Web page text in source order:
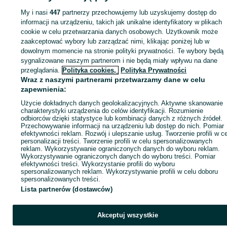
KATEGORIA
ID:934108991 Wyświetlenia:
Zadzwoń / SMS
My i nasi447 partnerzy przechowujemy lub uzyskujemy dostęp do
informacji na urządzeniu, takich jak unikalne identyfikatory w plikach
cookie w celu przetwarzania danych osobowych. Użytkownik może
zaakceptować wybory lub zarządzać nimi, klikając poniżej lub w
dowolnym momencie na stronie polityki prywatności. Te wybory będą
sygnalizowane naszym partnerom i nie będą miały wpływu na dane
przeglądania. Polityka cookies, Polityka Prywatności
Wraz z naszymi partnerami przetwarzamy dane w celu
zapewnienia:
Użycie dokładnych danych geolokalizacyjnych. Aktywne skanowanie
charakterystyki urządzenia do celów identyfikacji. Rozumienie
odbiorców dzięki statystyce lub kombinacji danych z różnych źródeł.
Przechowywanie informacji na urządzeniu lub dostęp do nich. Pomiar
efektywności reklam. Rozwój i ulepszanie usług. Tworzenie profili w
personalizacji treści. Tworzenie profili w celu spersonalizowanych
reklam. Wykorzystywanie ograniczonych danych do wyboru reklam.
Wykorzystywanie ograniczonych danych do wyboru treści. Pomiar
efektywności treści. Wykorzystanie profili do wyboru
spersonalizowanych reklam. Wykorzystywanie profili w celu doboru
spersonalizowanych treści.
Lista partnerów (dostawców)
Akceptuj wszystkie